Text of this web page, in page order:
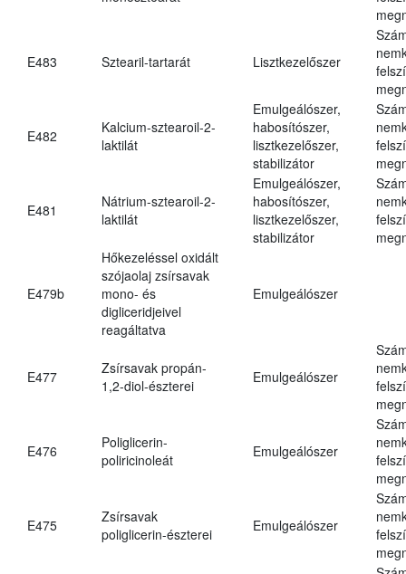
E483 Sztearil-tartarát Lisztkezelőszer
E482
Kalcium-sztearoil-2-
laktilát
Emulgeálószer,
habosítószer,
lisztkezelőszer,
stabilizátor
E481
Nátrium-sztearoil-2-
laktilát
Emulgeálószer,
habosítószer,
lisztkezelőszer,
stabilizátor
E479b
Hőkezeléssel oxidált
szójaolaj zsírsavak
mono- és
digliceridjeivel
reagáltatva
Emulgeálószer
E477
Zsírsavak propán-
1,2-diol-észterei
Emulgeálószer
E476
Poliglicerin-
poliricinoleát
Emulgeálószer
E475
Zsírsavak
poliglicerin-észterei
Emulgeálószer